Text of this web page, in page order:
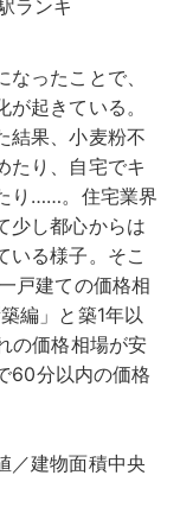
ったことで、
起きている。
結果、小麦粉不
たり、自宅でキ
り……。住宅業界
少し都心からは
いる様子。そこ
戸建ての価格相
編」と築1年以
の価格相場が安
60分以内の価格
／建物面積中央